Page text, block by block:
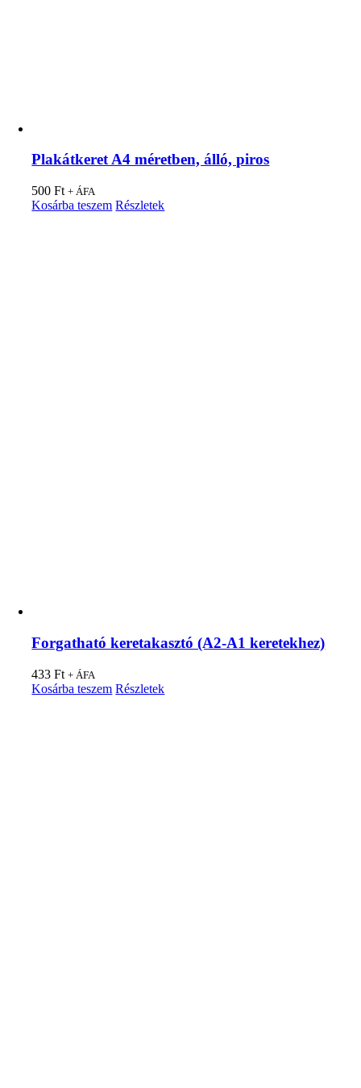
Plakátkeret A4 méretben, álló, piros
500Ft + ÁFA
Kosárba teszem Részletek
Forgatható keretakasztó (A2-A1 keretekhez)
433Ft + ÁFA
Kosárba teszem Részletek